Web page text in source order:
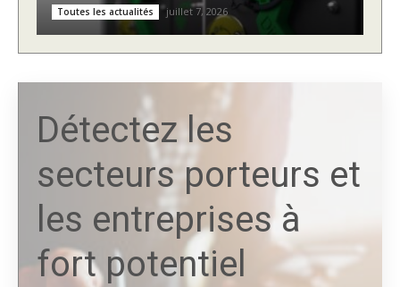
Toutes les actualités juillet 7, 2026
Détectez les
secteurs porteurs et
les entreprises à
fort potentiel